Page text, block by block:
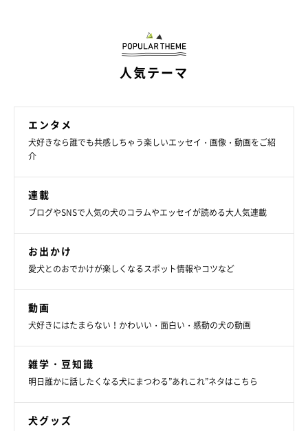
人気テーマ
エンタメ
犬好きなら誰でも共感しちゃう楽しいエッセイ・画像・動画をご紹
介
連載
ブログやSNSで人気の犬のコラムやエッセイが読める大人気連載
お出かけ
愛犬とのおでかけが楽しくなるスポット情報やコツなど
動画
犬好きにはたまらない！かわいい・面白い・感動の犬の動画
雑学・豆知識
明日誰かに話したくなる犬にまつわる”あれこれ”ネタはこちら
犬グッズ